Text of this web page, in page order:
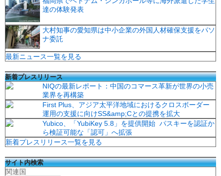
達の体験発表
大村知事の愛知県は中小企業の外国人材確保支援をパソ
ナ委託
最新ニュース一覧を見る
新着プレスリリース
NIQの最新レポート：中国のコマース革新が世界の小売
業界を再構築
First Plus、アジア太平洋地域におけるクロスボーダー
運用の支援に向けSS&amp;Cとの提携を拡大
Yubico、「YubiKey 5.8」を提供開始 パスキーを認証か
ら検証可能な「認可」へ拡張
新着プレスリリース一覧を見る
サイト内検索
関連国